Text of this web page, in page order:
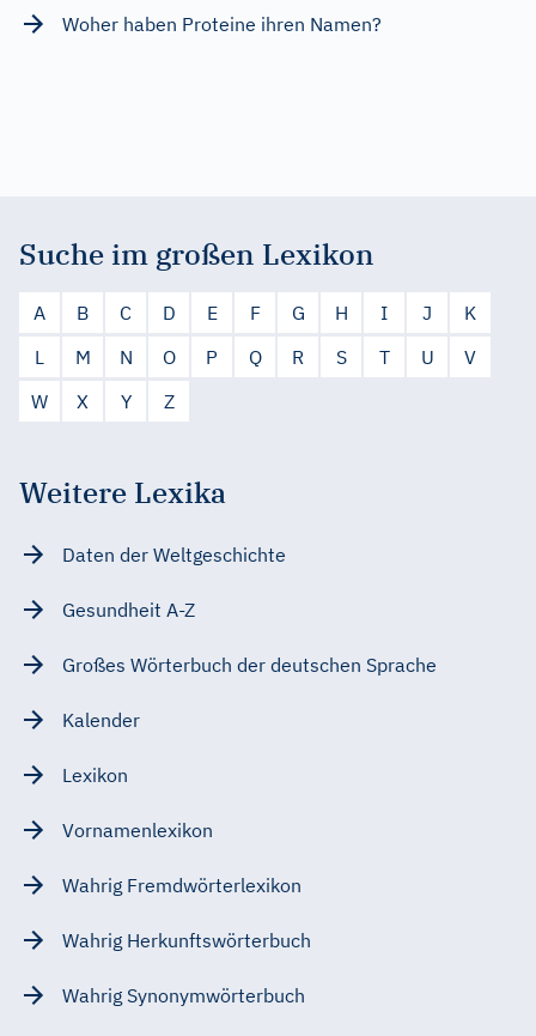
Woher haben Proteine ihren Namen?
Suche im großen Lexikon
A B C D E F G H I J
K
L
M N O P Q R S T U
V
W
X Y Z
Weitere Lexika
Daten der Weltgeschichte
Gesundheit A-Z
Großes Wörterbuch der deutschen Sprache
Kalender
Lexikon
Vornamenlexikon
Wahrig Fremdwörterlexikon
Wahrig Herkunftswörterbuch
Wahrig Synonymwörterbuch